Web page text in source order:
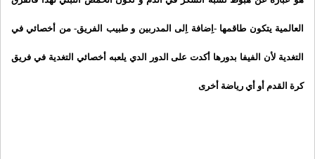
العالمية يتكون طاقمها -اِضافة اِلى المدربين و طبيب الفريق- من أخصائي في
التغدية لأن الفيفا بدورها أكدت على الدور الدي يلعبه أخصائي التغدية في فريق
كرة القدم أو أي رياضة أخرى